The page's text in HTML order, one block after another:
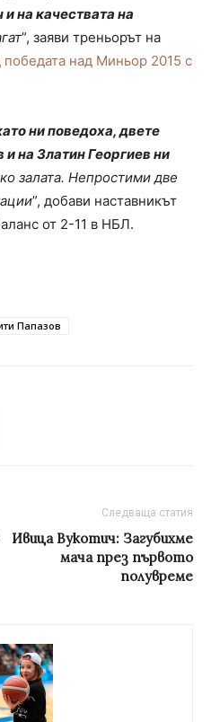
на качествата на
”, заяви треньорът на
победата над Миньор 2015 с
ни поведоха, двете
на Златин Георгиев ни
залата. Непростими две
”, добави наставникът
от 2-11 в НБЛ.
Папазов
Следваща статия
Ивица Вукотич: Загубихме
мача през първото
полувреме